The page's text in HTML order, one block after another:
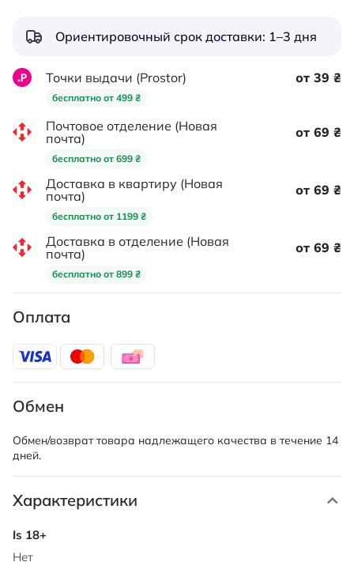
Ориентировочный срок доставки: 1–3 дня
Точки выдачи (Prostor)
бесплатно от 499 ₴
от 39 ₴
Почтовое отделение (Новая
почта)
бесплатно от 699 ₴
от 69 ₴
Доставка в квартиру (Новая
почта)
бесплатно от 1199 ₴
от 69 ₴
Доставка в отделение (Новая
почта)
бесплатно от 899 ₴
от 69 ₴
Оплата
Обмен
Обмен/возврат товара надлежащего качества в течение 14
дней.
Характеристики
Характеристики
Нет